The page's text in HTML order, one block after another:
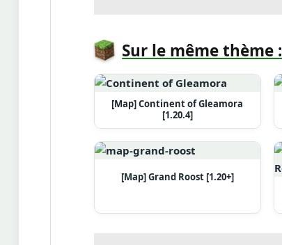
Sur le même thème :
[Map] Continent of Gleamora
[1.20.4]
[Map] Grand Roost [1.20+]